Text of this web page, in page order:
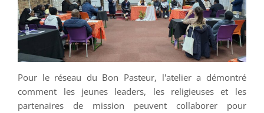
Pour le réseau du Bon Pasteur, l'atelier a démontré
comment les jeunes leaders, les religieuses et les
partenaires de mission peuvent collaborer pour